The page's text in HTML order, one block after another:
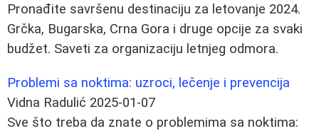
Pronađite savršenu destinaciju za letovanje 2024.
Grčka, Bugarska, Crna Gora i druge opcije za svaki
budžet. Saveti za organizaciju letnjeg odmora.
Problemi sa noktima: uzroci, lečenje i prevencija
Vidna Radulić 2025-01-07
Sve što treba da znate o problemima sa noktima: